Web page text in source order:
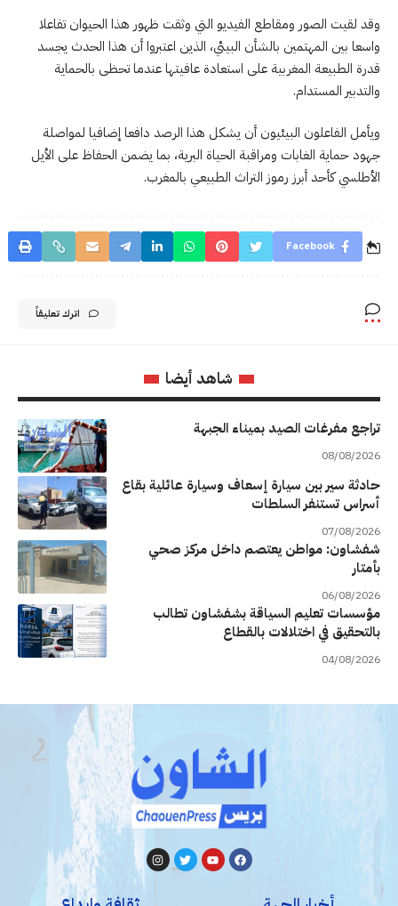
وقد لقيت الصور ومقاطع الفيديو التي وثقت ظهور هذا الحيوان تفاعلا
واسعا بين المهتمين بالشأن البيئي، الذين اعتبروا أن هذا الحدث يجسد
قدرة الطبيعة المغربية على استعادة عافيتها عندما تحظى بالحماية
والتدبير المستدام.
ويأمل الفاعلون البيئيون أن يشكل هذا الرصد دافعا إضافيا لمواصلة
جهود حماية الغابات ومراقبة الحياة البرية، بما يضمن الحفاظ على الأيل
الأطلسي كأحد أبرز رموز التراث الطبيعي بالمغرب.
Facebook
اترك تعليقاً
شاهد أيضا
تراجع مفرغات الصيد بميناء الجبهة
08/08/2026
حادثة سير بين سيارة إسعاف وسيارة عائلية بقاع
أسراس تستنفر السلطات
07/08/2026
شفشاون: مواطن يعتصم داخل مركز صحي
بأمتار
06/08/2026
مؤسسات تعليم السياقة بشفشاون تطالب
بالتحقيق في اختلالات بالقطاع
04/08/2026